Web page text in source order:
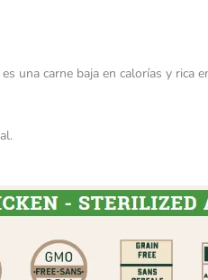
una carne baja en calorías y rica